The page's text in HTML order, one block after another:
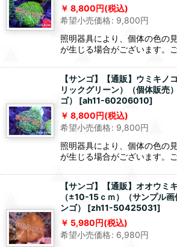
8,800円(税込)
希望小売価格: 9,800円
照明器具により、個体の色の
が生じる場合がございます。
【サンゴ】【通販】ウミキノ
リックグリーン）（個体販売
ゴ）
[ah11-60206010]
8,800円(税込)
希望小売価格: 9,800円
照明器具により、個体の色の
が生じる場合がございます。
【サンゴ】【通販】オオウミ
（±10-15ｃｍ）（サンプル
ンゴ）
[zh11-50425031]
5,980円(税込)
希望小売価格: 6,980円